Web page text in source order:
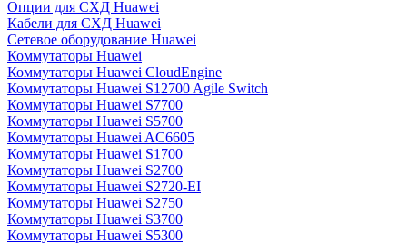
Опции для СХД Huawei
Кабели для СХД Huawei
Сетевое оборудование Huawei
Коммутаторы Huawei
Коммутаторы Huawei CloudEngine
Коммутаторы Huawei S12700 Agile Switch
Коммутаторы Huawei S7700
Коммутаторы Huawei S5700
Коммутаторы Huawei AC6605
Коммутаторы Huawei S1700
Коммутаторы Huawei S2700
Коммутаторы Huawei S2720-EI
Коммутаторы Huawei S2750
Коммутаторы Huawei S3700
Коммутаторы Huawei S5300